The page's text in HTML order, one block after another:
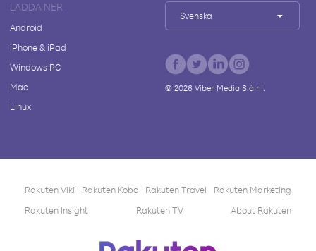
LADDA NER
Android
iPhone & iPad
Windows PC
Mac
Linux
Svenska
© 2026Viber Media S.à r.l.
Rakuten Viki Rakuten Kobo Rakuten Travel
Rakuten Marketing
Rakuten Insight
Rakuten TV About Rakuten